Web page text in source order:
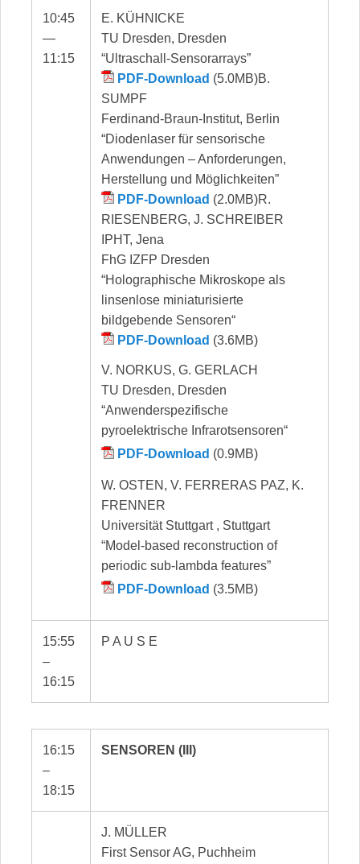
10:45
—
11:15
E. KÜHNICKE
TU Dresden, Dresden
“Ultraschall-Sensorarrays”
PDF-Download (5.0MB)B.
SUMPF
Ferdinand-Braun-Institut, Berlin
“Diodenlaser für sensorische
Anwendungen – Anforderungen,
Herstellung und Möglichkeiten”
PDF-Download (2.0MB)R.
RIESENBERG, J. SCHREIBER
IPHT, Jena
FhG IZFP Dresden
“Holographische Mikroskope als
linsenlose miniaturisierte
bildgebende Sensoren“
PDF-Download (3.6MB)
V. NORKUS, G. GERLACH
TU Dresden, Dresden
“Anwenderspezifische
pyroelektrische Infrarotsensoren“
PDF-Download (0.9MB)
W. OSTEN, V. FERRERAS PAZ, K.
FRENNER
Universität Stuttgart , Stuttgart
“Model-based reconstruction of
periodic sub-lambda features”
PDF-Download (3.5MB)
15:55
–
16:15
P A U S E
16:15
–
18:15
SENSOREN (III)
J. MÜLLER
First Sensor AG, Puchheim